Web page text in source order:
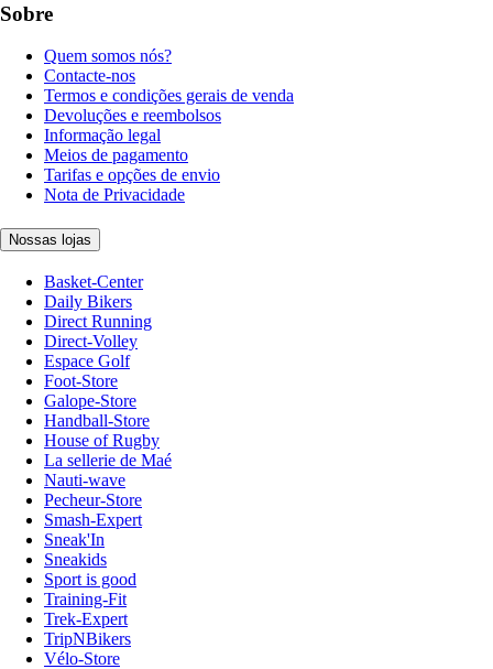
Sobre
Quem somos nós?
Contacte-nos
Termos e condições gerais de venda
Devoluções e reembolsos
Informação legal
Meios de pagamento
Tarifas e opções de envio
Nota de Privacidade
Nossas lojas
Basket-Center
Daily Bikers
Direct Running
Direct-Volley
Espace Golf
Foot-Store
Galope-Store
Handball-Store
House of Rugby
La sellerie de Maé
Nauti-wave
Pecheur-Store
Smash-Expert
Sneak'In
Sneakids
Sport is good
Training-Fit
Trek-Expert
TripNBikers
Vélo-Store